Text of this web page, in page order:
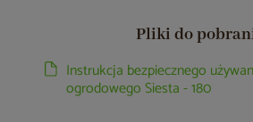
Pliki do
Instrukcja bezpiecznego
ogrodowego Siesta - 180